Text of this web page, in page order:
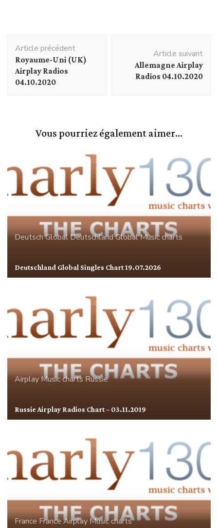
d'article
Article précédent
Royaume-Uni (UK)
Airplay Radios
04.10.2020
Article suivant
Allemagne Airplay
Radios 04.10.2020
Vous pourriez également aimer...
Deutsch GlobalDeutschlandGlobalMusic charts
Deutschland Global Singles Chart 19.07.2026
AirplayMusic chartsRussie
Russie Airplay Radios Chart – 03.11.2019
FranceFrance AirplayMusic charts